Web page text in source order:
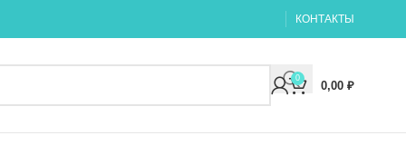
КОНТАКТЫ
0
0,00 ₽